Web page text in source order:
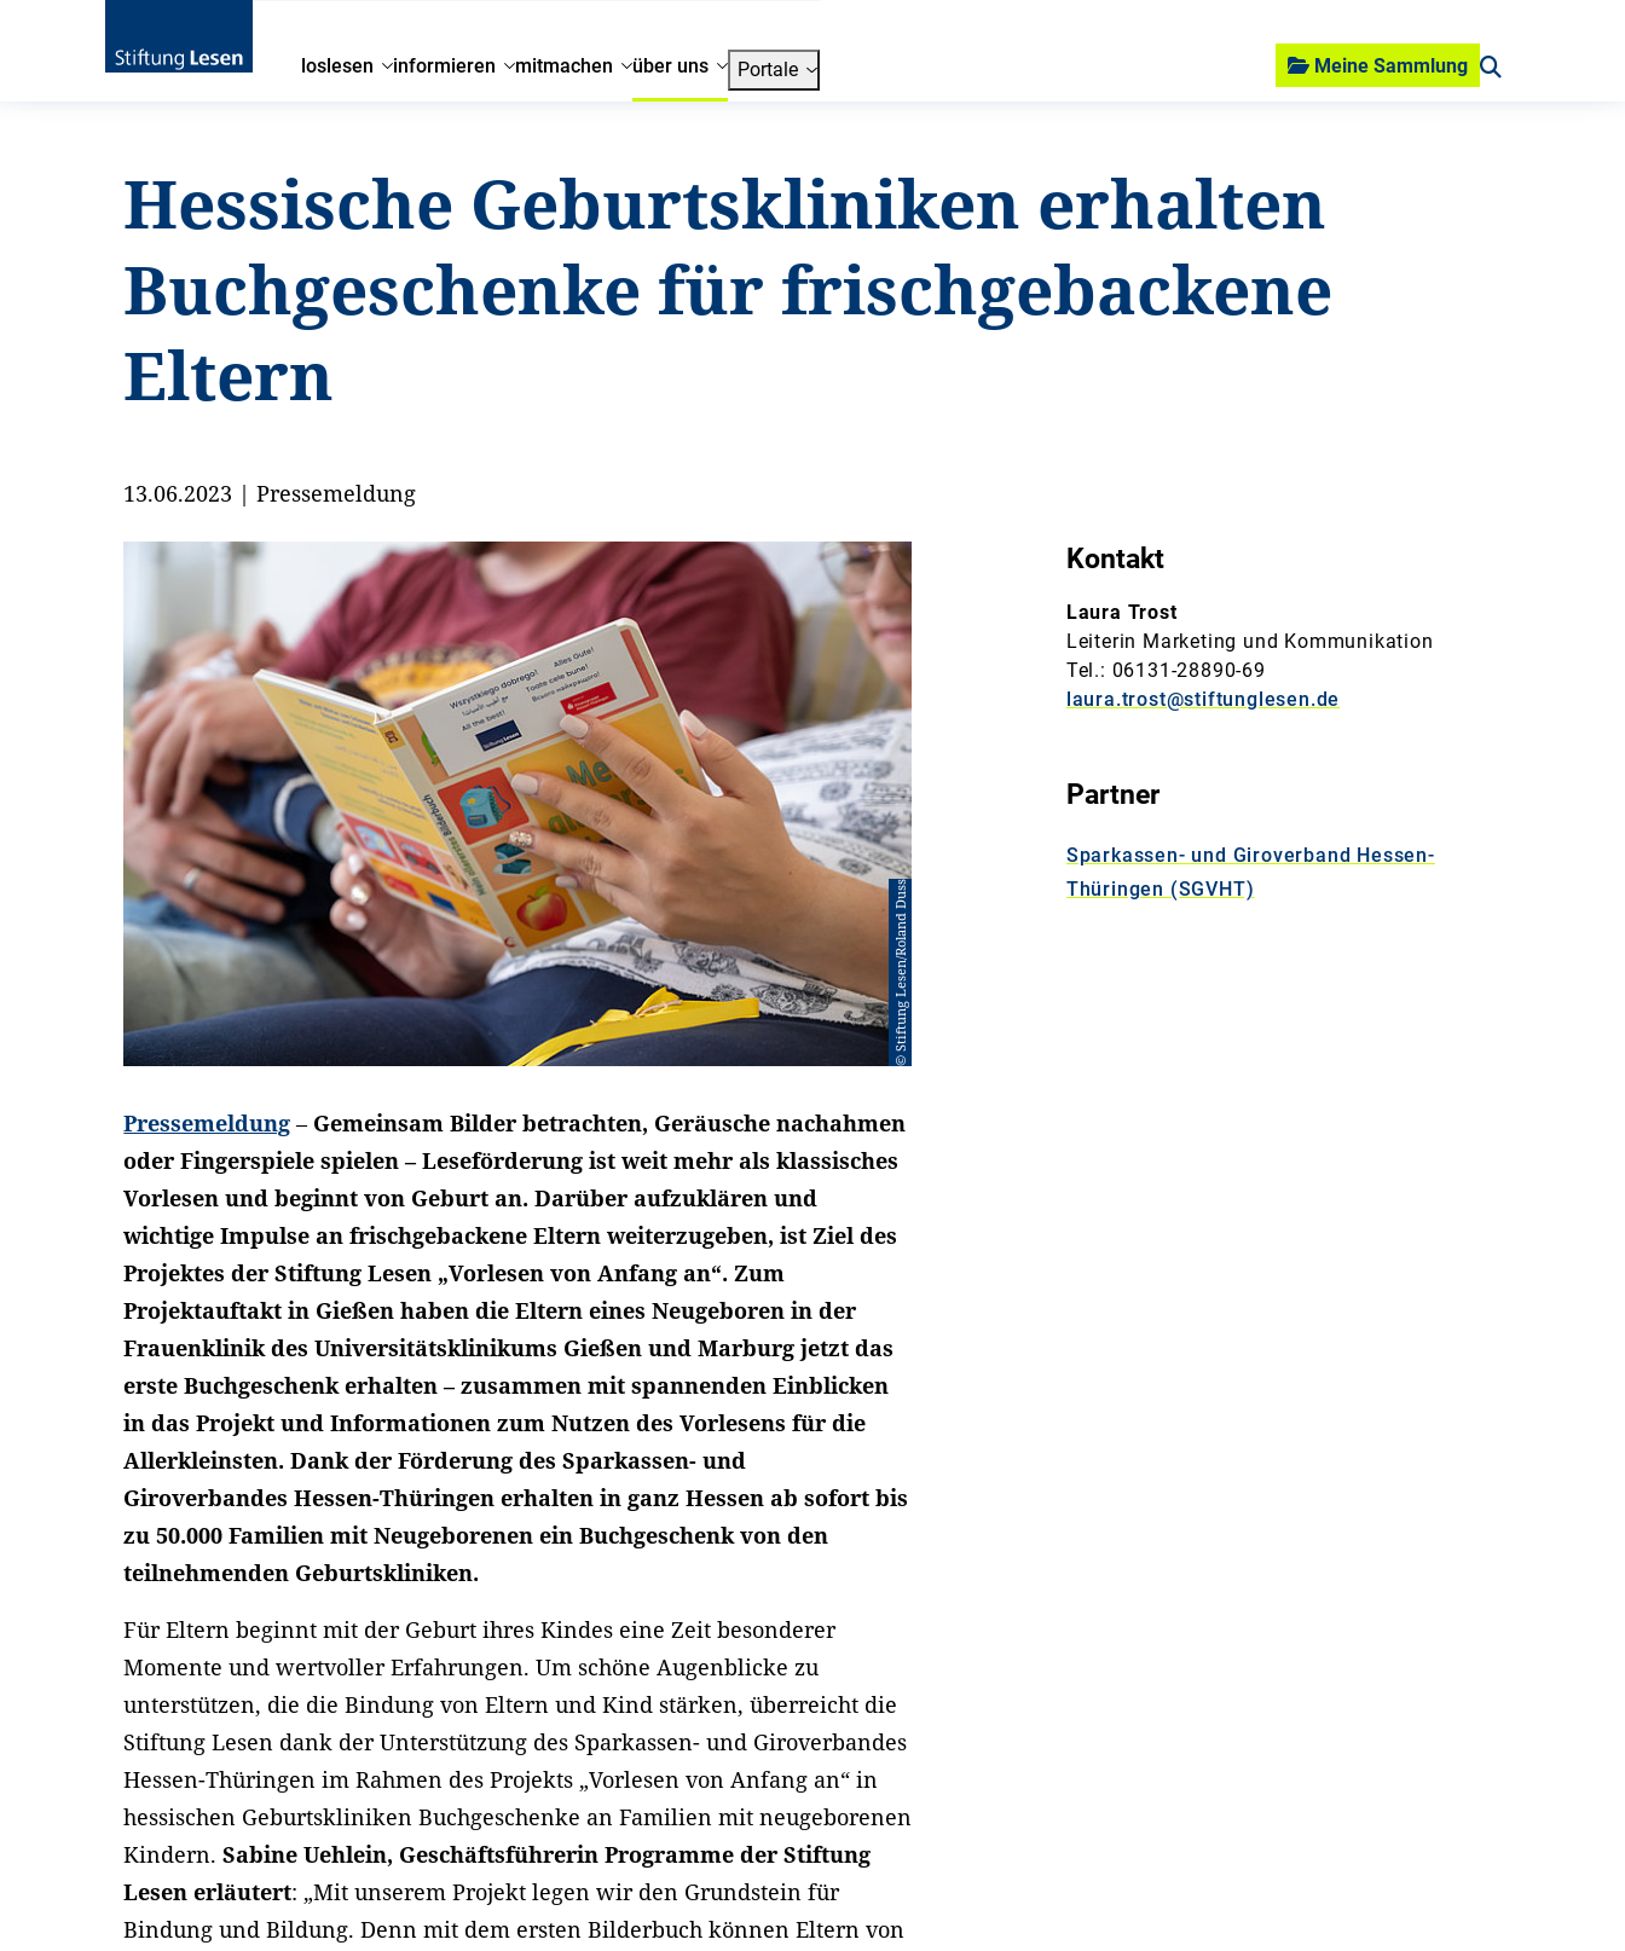
loslesen informieren mitmachen über uns Portale Meine Sammlung
Hessische Geburtskliniken erhalten
Buchgeschenke für frischgebackene
Eltern
13.06.2023 |Pressemeldung
© Stiftung Lesen/Roland Duss
Pressemeldung – Gemeinsam Bilder betrachten, Geräusche nachahmen
oder Fingerspiele spielen – Leseförderung ist weit mehr als klassisches
Vorlesen und beginnt von Geburt an. Darüber aufzuklären und
wichtige Impulse an frischgebackene Eltern weiterzugeben, ist Ziel des
Projektes der Stiftung Lesen „Vorlesen von Anfang an“. Zum
Projektauftakt in Gießen haben die Eltern eines Neugeboren in der
Frauenklinik des Universitätsklinikums Gießen und Marburg jetzt das
erste Buchgeschenk erhalten – zusammen mit spannenden Einblicken
in das Projekt und Informationen zum Nutzen des Vorlesens für die
Allerkleinsten. Dank der Förderung des Sparkassen- und
Giroverbandes Hessen-Thüringen erhalten in ganz Hessen ab sofort bis
zu 50.000 Familien mit Neugeborenen ein Buchgeschenk von den
teilnehmenden Geburtskliniken.
Für Eltern beginnt mit der Geburt ihres Kindes eine Zeit besonderer
Momente und wertvoller Erfahrungen. Um schöne Augenblicke zu
unterstützen, die die Bindung von Eltern und Kind stärken, überreicht die
Stiftung Lesen dank der Unterstützung des Sparkassen- und Giroverbandes
Hessen-Thüringen im Rahmen des Projekts „Vorlesen von Anfang an“ in
hessischen Geburtskliniken Buchgeschenke an Familien mit neugeborenen
Kindern.Sabine Uehlein, Geschäftsführerin Programme der Stiftung
Lesen erläutert: „Mit unserem Projekt legen wir den Grundstein für
Bindung und Bildung. Denn mit dem ersten Bilderbuch können Eltern von
Kontakt
Laura Trost
Leiterin Marketing und Kommunikation
Tel.: 06131-28890-69
laura.trost@stiftunglesen.de
Partner
Sparkassen- und Giroverband Hessen-
Thüringen (SGVHT)